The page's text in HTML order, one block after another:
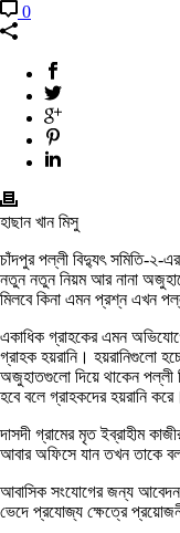
0
হাছান খান মিসু
চাঁদপুর পল্লী বিদ্যুৎ সমিতি-২-
নতুন নতুন নিয়ম আর নানা
মিলবে কিনা এমন প্রশ্ন এখন
একাধিক গ্রাহকের এমন
গ্রাহক হয়রানি। হয়রানিগুলো
অজুহাতগুলো দিয়ে থাকেন পল্লী
হবে বলে গ্রাহকদের হয়রানি করে।
দাসদী গ্রামের মৃত ইব্রাহীম
আবার অফিসে যান তখন তাকে
আবাসিক সংযোগের জন্য আবেদন
ভেদে প্রযোজ্য ক্ষেত্রে